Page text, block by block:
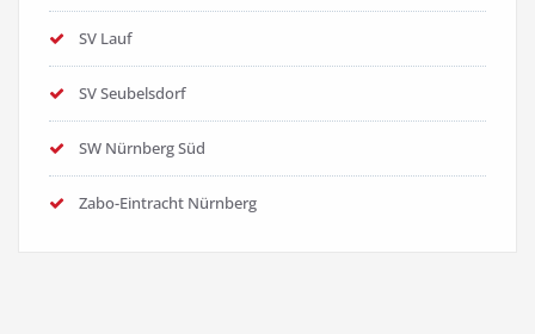
SV Lauf
SV Seubelsdorf
SW Nürnberg Süd
Zabo-Eintracht Nürnberg